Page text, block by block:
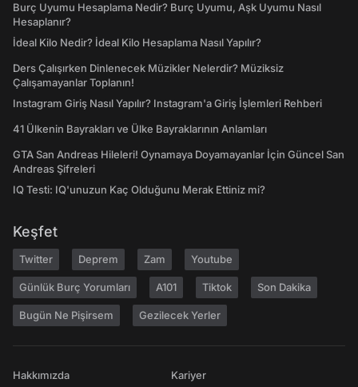
Burç Uyumu Hesaplama Nedir? Burç Uyumu, Aşk Uyumu Nasıl
Hesaplanır?
İdeal Kilo Nedir? İdeal Kilo Hesaplama Nasıl Yapılır?
Ders Çalışırken Dinlenecek Müzikler Nelerdir? Müziksiz
Çalışamayanlar Toplanın!
Instagram Giriş Nasıl Yapılır? Instagram'a Giriş İşlemleri Rehberi
41 Ülkenin Bayrakları ve Ülke Bayraklarının Anlamları
GTA San Andreas Hileleri! Oynamaya Doyamayanlar İçin Güncel San
Andreas Şifreleri
IQ Testi: IQ'unuzun Kaç Olduğunu Merak Ettiniz mi?
Keşfet
Twitter Deprem Zam Youtube
Günlük Burç Yorumları A101 Tiktok Son Dakika
Bugün Ne Pişirsem Gezilecek Yerler
Hakkımızda
Kariyer